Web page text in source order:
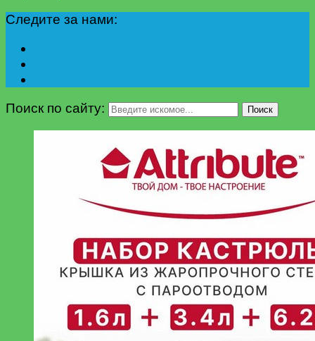
Следите за нами:
Поиск по сайту: Поиск